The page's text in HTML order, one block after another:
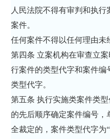
人民法院不得有审判和执
案件。
任何案件不得以任何理由未
第四条 立案机构在审查立
行案件的类型代字和案件
类型代字。
第五条 执行实施类案件类
的先后顺序确定案件编号
全裁定的，案件类型代字为